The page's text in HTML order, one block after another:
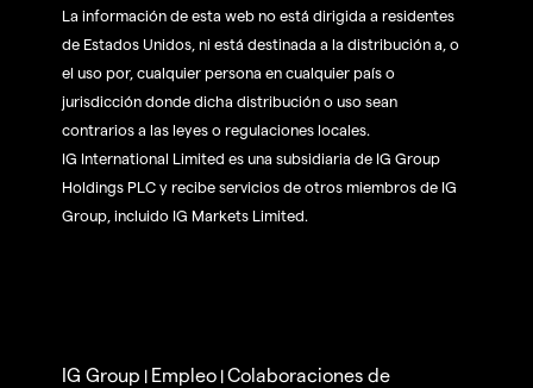
La información de esta web no está dirigida a residentes
de Estados Unidos, ni está destinada a la distribución a, o
el uso por, cualquier persona en cualquier país o
jurisdicción donde dicha distribución o uso sean
contrarios a las leyes o regulaciones locales.
IG International Limited es una subsidiaria de IG Group
Holdings PLC y recibe servicios de otros miembros de IG
Group, incluido IG Markets Limited.
IG Group | Empleo |Colaboraciones de